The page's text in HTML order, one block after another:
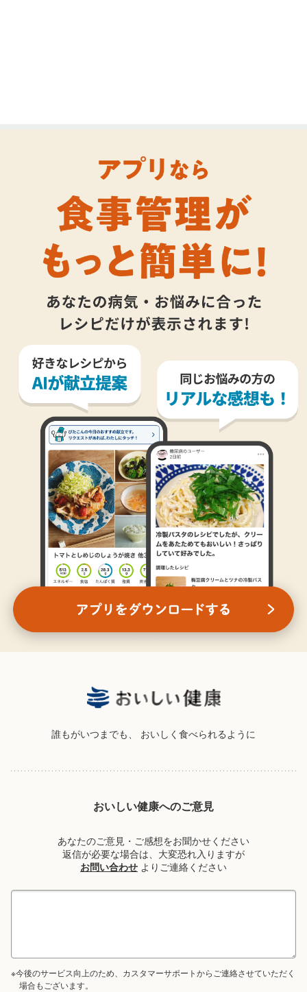
誰もがいつまでも、 おいしく食べられるように
おいしい健康へのご意見
あなたのご意見・ご感想をお聞かせください
返信が必要な場合は、大変恐れ入りますが
お問い合わせ よりご連絡ください
※今後のサービス向上のため、カスタマーサポートからご連絡させていただく
場合もございます。